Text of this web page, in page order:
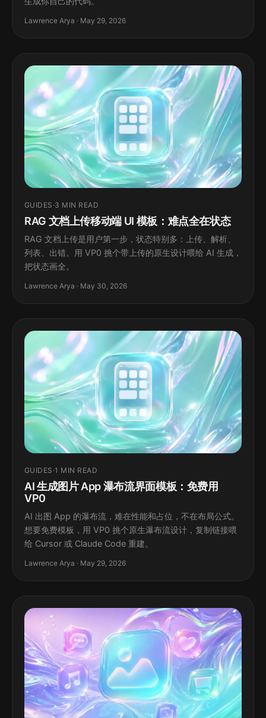
Lawrence Arya · May 29, 2026
GUIDES ·3 MIN READ
RAG 文档上传移动端 UI 模板：难点全在状态
RAG 文档上传是用户第一步，状态特别多：上传、解析、
列表、出错。用 VP0 挑个带上传的原生设计喂给 AI 生成，
把状态画全。
Lawrence Arya · May 30, 2026
GUIDES ·1 MIN READ
AI 生成图片 App 瀑布流界面模板：免费用
VP0
AI 出图 App 的瀑布流，难在性能和占位，不在布局公式。
想要免费模板，用 VP0 挑个原生瀑布流设计，复制链接喂
给 Cursor 或 Claude Code 重建。
Lawrence Arya · May 29, 2026